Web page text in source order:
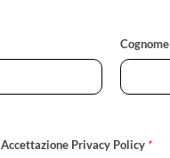
Cognome
Accettazione Privacy Policy *